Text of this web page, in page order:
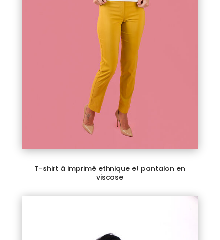
T-shirt à imprimé ethnique et pantalon en
viscose